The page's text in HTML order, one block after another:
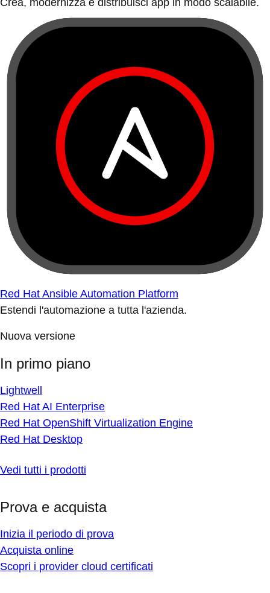
Crea, modernizza e distribuisci app in modo scalabile.
Red Hat Ansible Automation Platform
Estendi l'automazione a tutta l'azienda.
Nuova versione
In primo piano
Lightwell
Red Hat AI Enterprise
Red Hat OpenShift Virtualization Engine
Red Hat Desktop
Vedi tutti i prodotti
Prova e acquista
Inizia il periodo di prova
Acquista online
Scopri i provider cloud certificati